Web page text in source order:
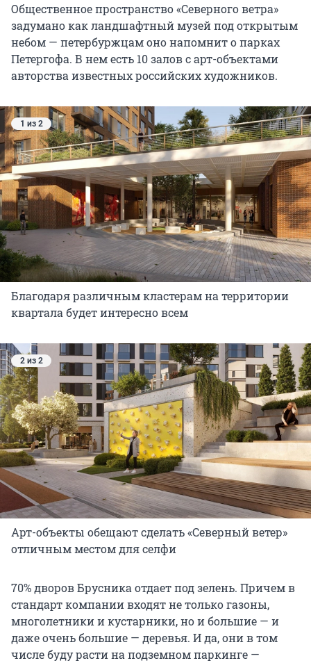
Общественное пространство «Северного ветра»
задумано как ландшафтный музей под открытым
небом — петербуржцам оно напомнит о парках
Петергофа. В нем есть 10 залов с арт-объектами
авторства известных российских художников.
1 из 2
Благодаря различным кластерам на территории
квартала будет интересно всем
2 из 2
Арт-объекты обещают сделать «Северный ветер»
отличным местом для селфи
70% дворов Брусника отдает под зелень. Причем в
стандарт компании входят не только газоны,
многолетники и кустарники, но и большие — и
даже очень большие — деревья. И да, они в том
числе буду расти на подземном паркинге —